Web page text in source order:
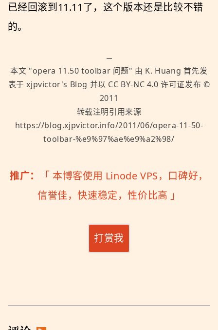
已经回滚到11.11了，这个版本还是比较不错
的。
本文 "opera 11.50 toolbar 问题" 由 K. Huang 首先发
表于xjpvictor's Blog 并以 CC BY-NC 4.0 许可证发布 ©
2011
转载注明引用来源
https://blog.xjpvictor.info/2011/06/opera-11-50-
toolbar-%e9%97%ae%e9%a2%98/
推广： 「 本博客使用 Linode VPS，口碑好，
信誉佳，快速稳定，性价比高 」
打赏我